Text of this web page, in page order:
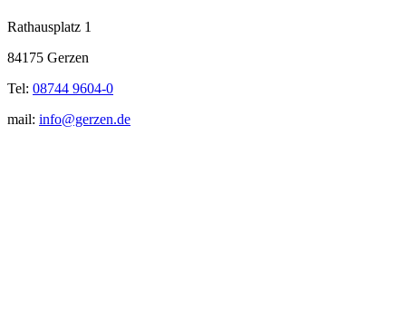
Rathausplatz 1
84175 Gerzen
Tel: 08744 9604-0
mail: info@gerzen.de